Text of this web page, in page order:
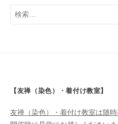
検
【友禅（染色）・着付け教室】
友禅（染色）・着付け教室は随